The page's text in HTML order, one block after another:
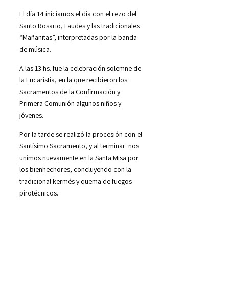
El día 14 iniciamos el día con el rezo del
Santo Rosario, Laudes y las tradicionales
“Mañanitas”, interpretadas por la banda
de música.
A las 13 hs. fue la celebración solemne de
la Eucaristía, en la que recibieron los
Sacramentos de la Confirmación y
Primera Comunión algunos niños y
jóvenes.
Por la tarde se realizó la procesión con el
Santísimo Sacramento, y al terminar nos
unimos nuevamente en la Santa Misa por
los bienhechores, concluyendo con la
tradicional kermés y quema de fuegos
pirotécnicos.